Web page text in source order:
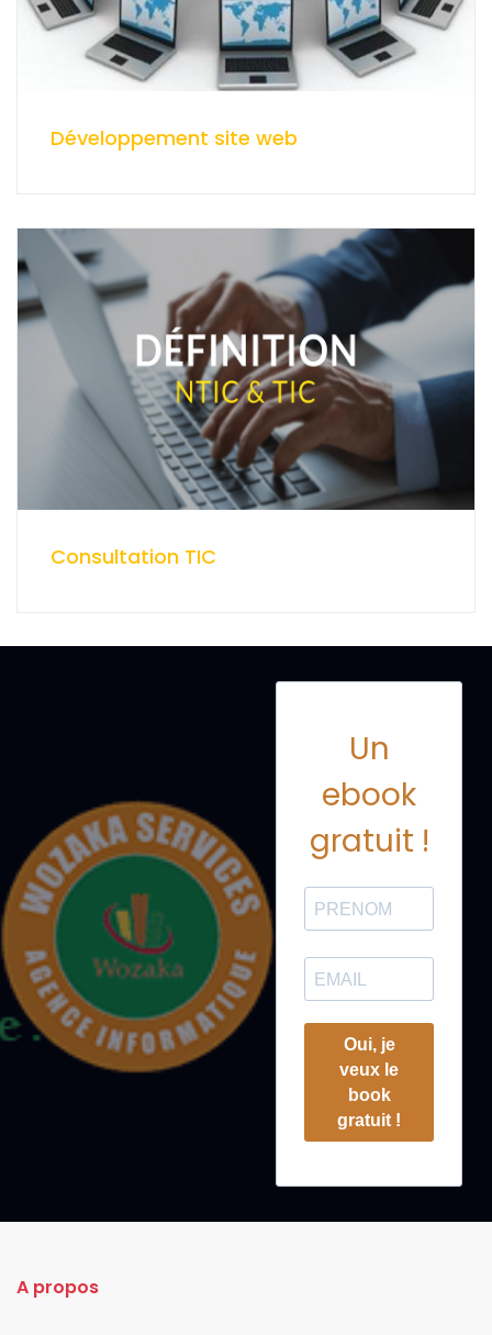
Développement site web
Consultation TIC
Un
ebook
gratuit !
Oui, je
veux le
book
gratuit !
A propos